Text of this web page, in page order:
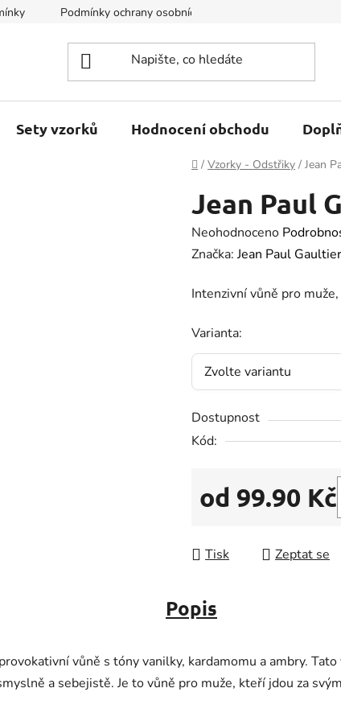
Podmínky ochrany osobních údajů
Sety vzorků Hodnocení obchodu
Domů
/ Vzorky - Odstřiky / Jean
Jean Paul
Průměrné
hodnocení
je
z
5
hvězdiček.
Neohodnoceno
Značka:Jean Paul Gaultier
Intenzivní vůně pro
Varianta:
Dostupnost
Kód:
od 99.90 Kč
Tisk Zeptat se
Popis
vůně s tóny vanilky, kardamomu a ambry.
a sebejistě. Je to vůně pro muže, kteří jdou za